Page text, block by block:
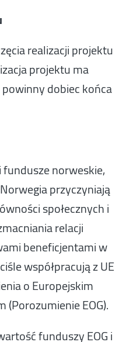
realizacji projektu
projektu ma
dobiec końca
fundusze norweskie,
przyczyniają
społecznych i
relacji
beneficjentami w
współpracują z UE
o Europejskim
(Porozumienie EOG).
funduszy EOG i